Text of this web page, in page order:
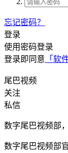
忘记密码？
登录
使用密码登录
登录即同意 「软
尾巴视频
关注
私信
数字尾巴视频部
数字尾巴视频部